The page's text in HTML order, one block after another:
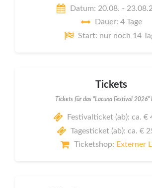
Datum: 20.08. -
Dauer: 4 Tage
Start: nur noch 14
Tickets
Tickets für das "Lacuna Festival 2026"
Festivalticket (ab): ca. €
Tagesticket (ab): ca. €
Ticketshop: Externer